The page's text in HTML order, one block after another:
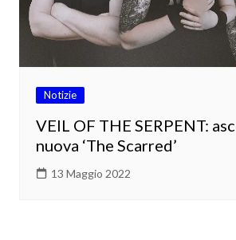
Notizie
VEIL OF THE SERPENT:
nuova ‘The Scarred’
13 Maggio 2022